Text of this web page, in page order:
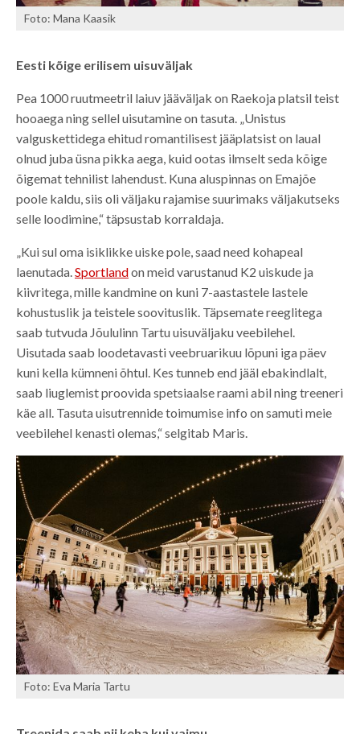
Foto: Mana Kaasik
Eesti kõige erilisem uisuväljak
Pea 1000 ruutmeetril laiuv jääväljak on Raekoja platsil teist
hooaega ning sellel uisutamine on tasuta. „Unistus
valguskettidega ehitud romantilisest jääplatsist on laual
olnud juba üsna pikka aega, kuid ootas ilmselt seda kõige
õigemat tehnilist lahendust. Kuna aluspinnas on Emajõe
poole kaldu, siis oli väljaku rajamise suurimaks väljakutseks
selle loodimine,“ täpsustab korraldaja.
„Kui sul oma isiklikke uiske pole, saad need kohapeal
laenutada.Sportlandon meid varustanud K2 uiskude ja
kiivritega, mille kandmine on kuni 7-aastastele lastele
kohustuslik ja teistele soovituslik. Täpsemate reeglitega
saab tutvuda Jõululinn Tartu uisuväljaku veebilehel.
Uisutada saab loodetavasti veebruarikuu lõpuni iga päev
kuni kella kümneni õhtul. Kes tunneb end jääl ebakindlalt,
saab liuglemist proovida spetsiaalse raami abil ning treeneri
käe all. Tasuta uisutrennide toimumise info on samuti meie
veebilehel kenasti olemas,“ selgitab Maris.
Foto: Eva Maria Tartu